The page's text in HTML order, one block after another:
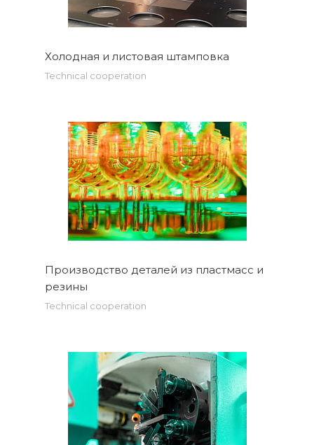
Холодная и листовая штамповка
Technical cooperation
Производство деталей из пластмасс и
резины
Technical cooperation